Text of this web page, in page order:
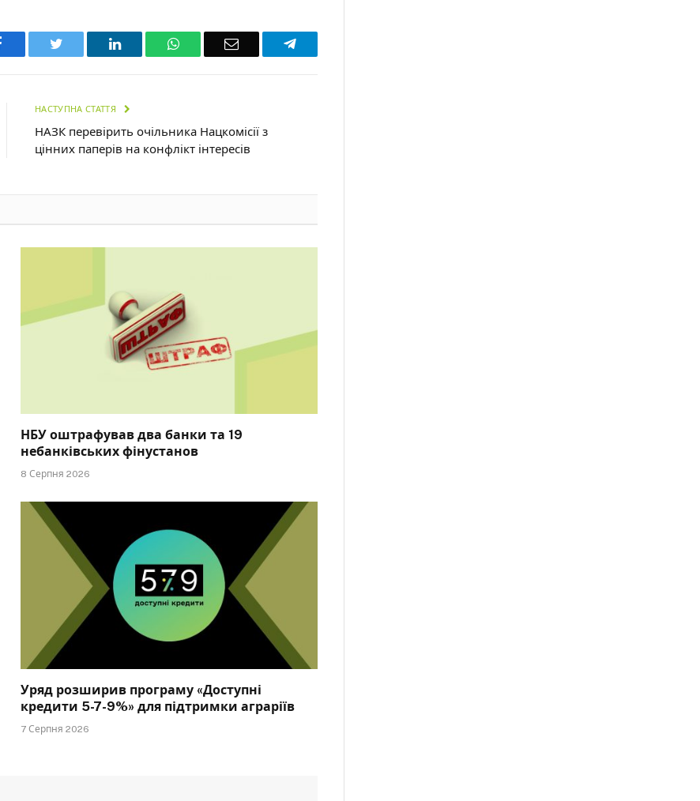
Facebook Twitter LinkedIn WhatsAppEmail Telegram
НАСТУПНА СТАТТЯ
НАЗК перевірить очільника Нацкомісії з
цінних паперів на конфлікт інтересів
НБУ оштрафував два банки та 19
небанківських фінустанов
8 Серпня 2026
Уряд розширив програму «Доступні
кредити 5-7-9%» для підтримки аграріїв
7 Серпня 2026